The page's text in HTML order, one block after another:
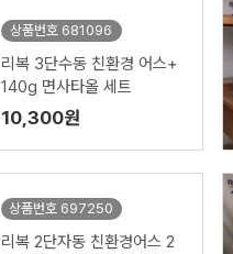
상품번호 681096
리복 3단수동 친환경 어스+
140g 면사타올 세트
10,300원
상품번호 697250
리복 2단자동 친환경어스 2